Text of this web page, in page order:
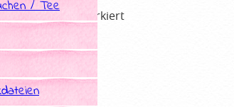
/ Tee
markiert